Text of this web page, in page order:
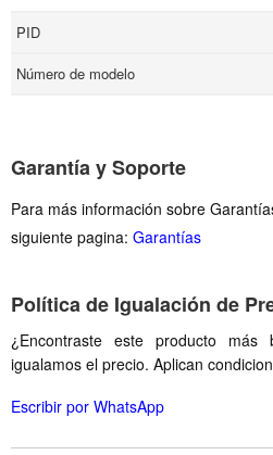
PID
Número de modelo
Garantía y Soporte
Para más información sobre
siguiente pagina: Garantías
Política de Igualación de
¿Encontraste este producto
igualamos el precio. Aplican
Escribir por WhatsApp